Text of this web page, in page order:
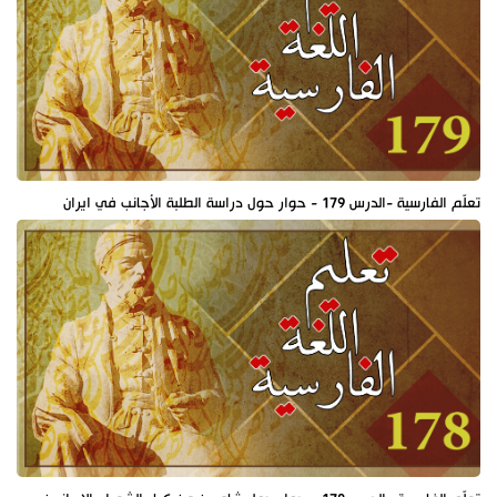
تعلّم الفارسية -الدرس 179 - حوار حول دراسة الطلبة الأجانب في ايران